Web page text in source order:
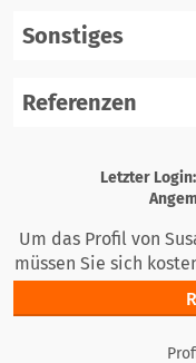
Sonstiges
Referenzen
Letzter Login:
Um das Profil von
müssen Sie sich